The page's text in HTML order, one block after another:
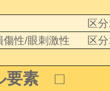
区
性/眼刺激性
区
要素 □